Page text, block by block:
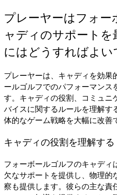
プレーヤーはフォー
ャディのサポートを
にはどうすればよい
プレーヤーは、キャディを効果
ールゴルフでのパフォーマンス
す。キャディの役割、コミュニ
バイスに関するルールを理解す
体的なゲーム戦略を大幅に改善
キャディの役割を理解する
フォーボールゴルフのキャデ
欠なサポートを提供し、物理的
察も提供します。彼らの主な責